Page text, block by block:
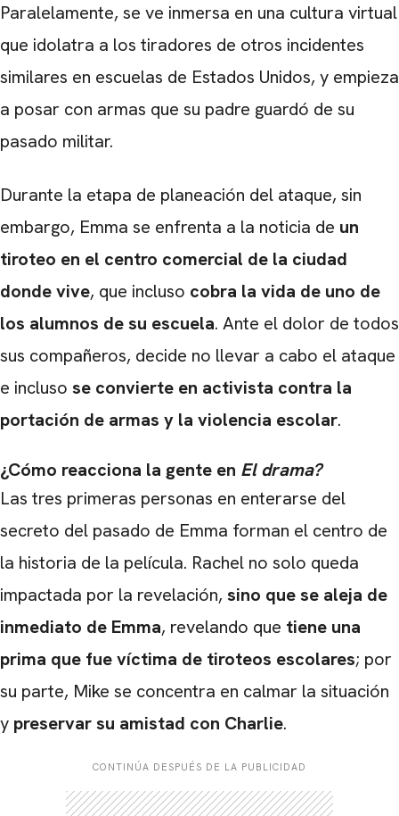
Paralelamente, se ve inmersa en una cultura virtual
que idolatra a los tiradores de otros incidentes
similares en escuelas de Estados Unidos, y empieza
a posar con armas que su padre guardó de su
pasado militar.
Durante la etapa de planeación del ataque, sin
embargo, Emma se enfrenta a la noticia de un
tiroteo en el centro comercial de la ciudad
donde vive, que incluso cobra la vida de uno de
los alumnos de su escuela. Ante el dolor de todos
sus compañeros, decide no llevar a cabo el ataque
e incluso se convierte en activista contra la
portación de armas y la violencia escolar.
¿Cómo reacciona la gente en El drama?
Las tres primeras personas en enterarse del
secreto del pasado de Emma forman el centro de
la historia de la película. Rachel no solo queda
impactada por la revelación, sino que se aleja de
inmediato de Emma, revelando que tiene una
prima que fue víctima de tiroteos escolares; por
su parte, Mike se concentra en calmar la situación
y preservar su amistad con Charlie.
CONTINÚA DESPUÉS DE LA PUBLICIDAD